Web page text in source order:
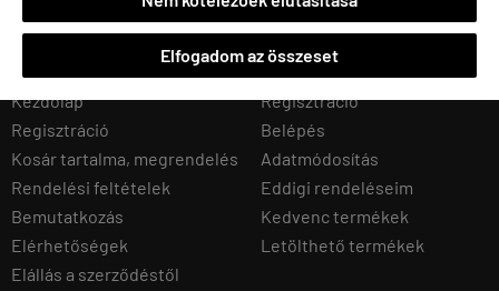
Elfogadom az összeset
Kezdőlap
Regisztráció
Kosár tartalma, megrendelés
Rendelési feltételek
Bemutatkozás
Elérhetőségek
Elállás a szerződéstől
Saját fiók
Regisztráció
Belépés
Adatmódosítás
Eddigi rendeléseim
Kedvenc termékek
Letölthető termékek